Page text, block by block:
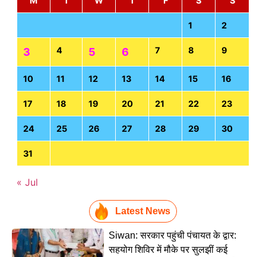
1 2
3 4 5 6 7 8 9
10 11 12 13 14 15 16
17 18 19 20 21 22 23
24 25 26 27 28 29 30
31
« Jul
Latest News
Siwan: सरकार पहुंची पंचायत के द्वार:
सहयोग शिविर में मौके पर सुलझीं कई